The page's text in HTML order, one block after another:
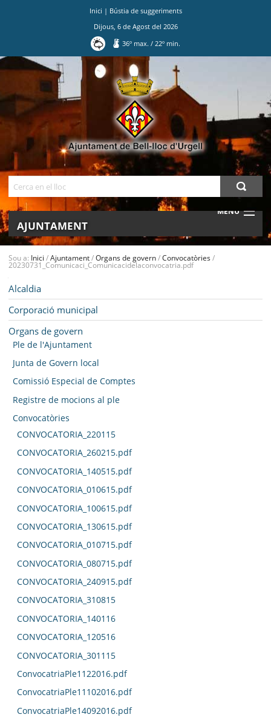
Inici | Bústia de suggeriments
Dijous, 6de Agostdel 2026
36º max./ 22º min.
MENU
AJUNTAMENT
BELL-LLOC SOLUCIONA
Sou a: Inici /Ajuntament/Organs de govern/Convocatòries/
20230731_Comunicaci_Comunicacidelaconvocatria.pdf
Alcaldia
Corporació municipal
Organs de govern
Ple de l'Ajuntament
Junta de Govern local
Comissió Especial de Comptes
Registre de mocions al ple
Convocatòries
CONVOCATORIA_220115
CONVOCATORIA_260215.pdf
CONVOCATORIA_140515.pdf
CONVOCATORIA_010615.pdf
CONVOCATORIA_100615.pdf
CONVOCATORIA_130615.pdf
CONVOCATORIA_010715.pdf
CONVOCATORIA_080715.pdf
CONVOCATORIA_240915.pdf
CONVOCATORIA_310815
CONVOCATORIA_140116
CONVOCATORIA_120516
CONVOCATORIA_301115
ConvocatriaPle1122016.pdf
ConvocatriaPle11102016.pdf
ConvocatriaPle14092016.pdf